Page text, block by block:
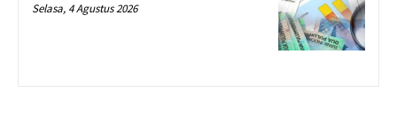
Selasa, 4 Agustus 2026